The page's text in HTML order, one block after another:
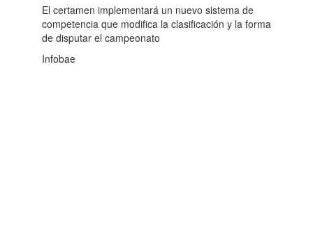
El certamen implementará un nuevo sistema de
competencia que modifica la clasificación y la forma
de disputar el campeonato
Infobae